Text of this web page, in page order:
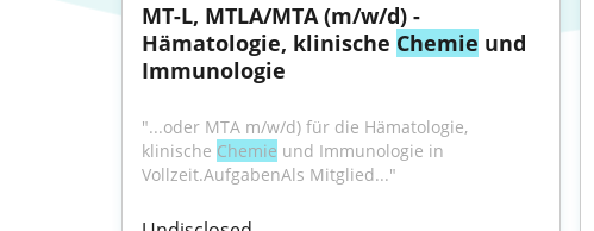
MT-L, MTLA/MTA (m/w/d) -
Hämatologie, klinische Chemie und
Immunologie
"...oder MTA m/w/d) für die Hämatologie,
klinische Chemie und Immunologie in
Vollzeit.AufgabenAls Mitglied..."